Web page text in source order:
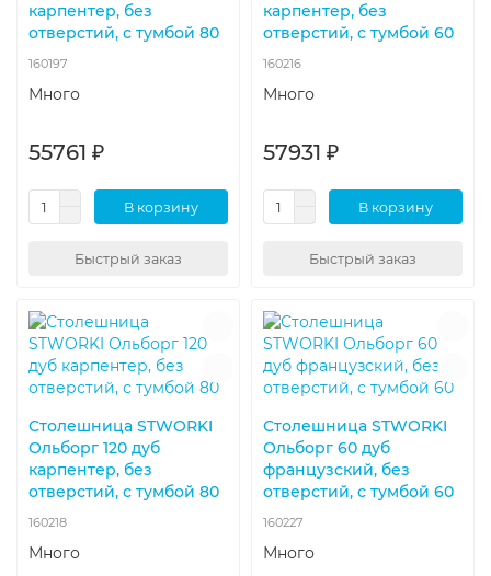
карпентер, без
отверстий, с тумбой 80
160197
Много
55761 ₽
В корзину
Быстрый заказ
карпентер, без
отверстий, с тумбой 60
160216
Много
57931 ₽
В корзину
Быстрый заказ
Столешница STWORKI
Ольборг 120 дуб
карпентер, без
отверстий, с тумбой 80
160218
Много
Столешница STWORKI
Ольборг 60 дуб
французский, без
отверстий, с тумбой 60
160227
Много